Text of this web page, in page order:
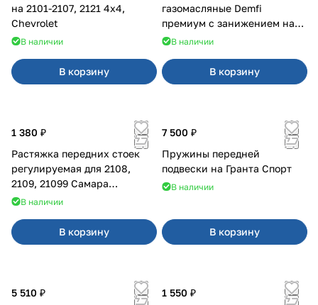
на 2101-2107, 2121 4x4,
Chevrolet
В наличии
В корзину
газомасляные Demfi
премиум с занижением на
2110В наличии
В корзину
1 380 ₽
Растяжка передних стоек
регулируемая для 2108,
2109, 21099 Самара
карбюратор
В наличии
В корзину
7 500 ₽
Пружины передней
подвески на Гранта Спорт
В наличии
В корзину
5 510 ₽
1 550 ₽